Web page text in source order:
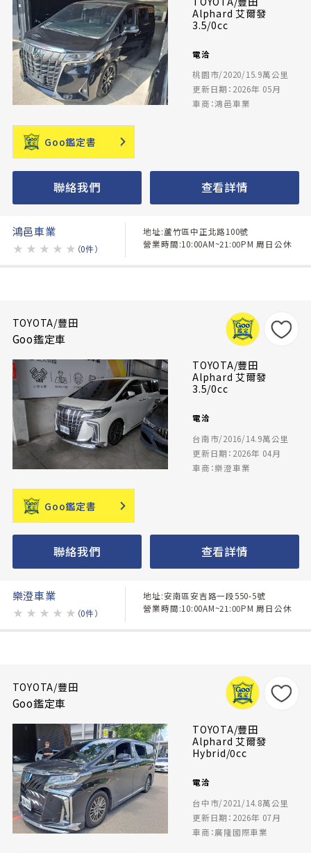
Alphard 艾爾發
3.5/0cc
電洽
桃園市/2020/15.9萬公里
更新日期：2026年 05月
車商：鴻邑車業
Goo鑑定書
聯絡我們 查看詳情
鴻邑車業
★ ★ ★ ★ ★ （0件）
地址:蘆竹區中正北路100號
營業時間:10:00AM~21:00PM 周日公休
TOYOTA/豐田
Goo鑑定車
TOYOTA/豐田
Alphard 艾爾發
3.5/0cc
電洽
台南市/2016/14.9萬公里
更新日期：2026年 04月
車商：樂澄車業
Goo鑑定書
聯絡我們 查看詳情
樂澄車業
★ ★ ★ ★ ★ （0件）
地址:安南區安吉路一段550-5號
營業時間:10:00AM~21:00PM 周日公休
TOYOTA/豐田
Goo鑑定車
TOYOTA/豐田
Alphard 艾爾發
Hybrid/0cc
電洽
台中市/2021/14.8萬公里
更新日期：2026年 07月
車商：廣隆國際車業